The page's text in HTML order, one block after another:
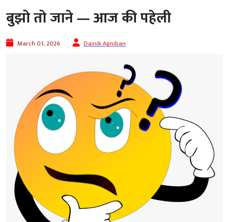
बुझो तो जाने — आज की पहेली
March 01, 2026 Dainik Agniban